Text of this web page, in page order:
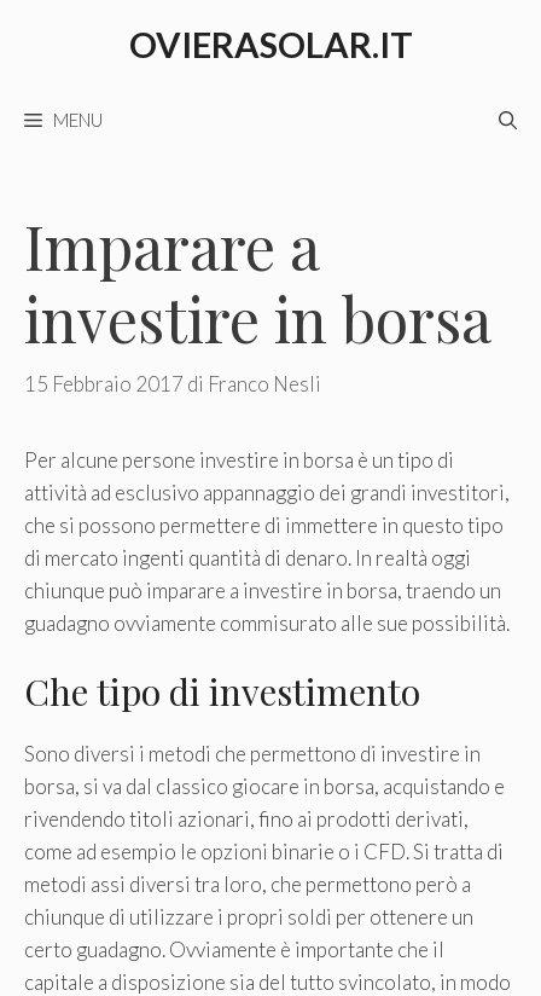
OVIERASOLAR.IT
MENU
Imparare a
investire in borsa
15 Febbraio 2017 di Franco Nesli
Per alcune persone investire in borsa è un tipo di
attività ad esclusivo appannaggio dei grandi investitori,
che si possono permettere di immettere in questo tipo
di mercato ingenti quantità di denaro. In realtà oggi
chiunque può imparare a investire in borsa, traendo un
guadagno ovviamente commisurato alle sue possibilità.
Che tipo di investimento
Sono diversi i metodi che permettono di investire in
borsa, si va dal classico giocare in borsa, acquistando e
rivendendo titoli azionari, fino ai prodotti derivati,
come ad esempio le opzioni binarie o i CFD. Si tratta di
metodi assi diversi tra loro, che permettono però a
chiunque di utilizzare i propri soldi per ottenere un
certo guadagno. Ovviamente è importante che il
capitale a disposizione sia del tutto svincolato, in modo